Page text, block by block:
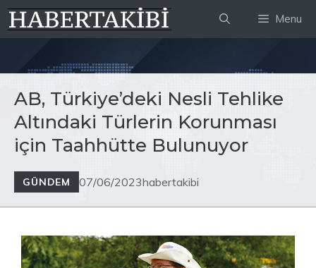
İçeriğe
atla
Menu
AB, Türkiye’deki Nesli Tehlike
Altındaki Türlerin Korunması
için Taahhütte Bulunuyor
GÜNDEM 07/06/2023habertakibi